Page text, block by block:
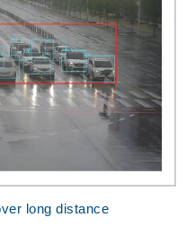
long distance